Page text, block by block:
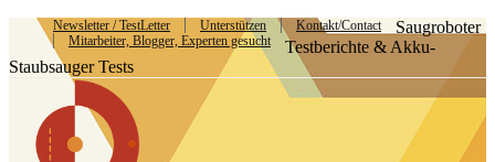
Newsletter / TestLetter Unterstützen
Kontakt/Contact
Mitarbeiter, Blogger, Experten gesucht
Saugroboter
Testberichte & Akku-
Staubsauger Tests